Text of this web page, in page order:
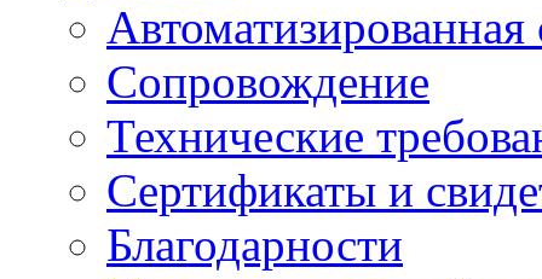
Сопровождение
Технические
Сертификаты и
Благодарности